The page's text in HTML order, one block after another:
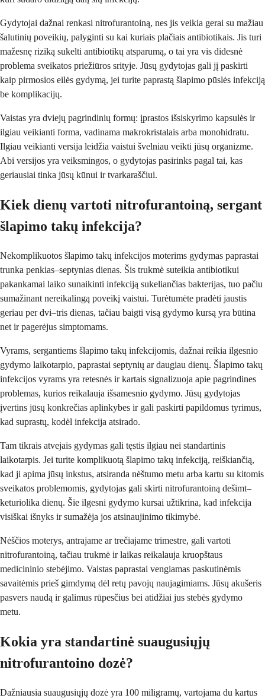
Gydytojai dažnai renkasi nitrofurantoiną, nes jis veikia gerai su mažiau
šalutinių poveikių, palyginti su kai kuriais plačiais antibiotikais. Jis turi
mažesnę riziką sukelti antibiotikų atsparumą, o tai yra vis didesnė
problema sveikatos priežiūros srityje. Jūsų gydytojas gali jį paskirti
kaip pirmosios eilės gydymą, jei turite paprastą šlapimo pūslės infekciją
be komplikacijų.
Vaistas yra dviejų pagrindinių formų: įprastos išsiskyrimo kapsulės ir
ilgiau veikianti forma, vadinama makrokristalais arba monohidratu.
Ilgiau veikianti versija leidžia vaistui švelniau veikti jūsų organizme.
Abi versijos yra veiksmingos, o gydytojas pasirinks pagal tai, kas
geriausiai tinka jūsų kūnui ir tvarkaraščiui.
Kiek dienų vartoti nitrofurantoiną, sergant
šlapimo takų infekcija?
Nekomplikuotos šlapimo takų infekcijos moterims gydymas paprastai
trunka penkias–septynias dienas. Šis trukmė suteikia antibiotikui
pakankamai laiko sunaikinti infekciją sukeliančias bakterijas, tuo pačiu
sumažinant nereikalingą poveikį vaistui. Turėtumėte pradėti jaustis
geriau per dvi–tris dienas, tačiau baigti visą gydymo kursą yra būtina
net ir pagerėjus simptomams.
Vyrams, sergantiems šlapimo takų infekcijomis, dažnai reikia ilgesnio
gydymo laikotarpio, paprastai septynių ar daugiau dienų. Šlapimo takų
infekcijos vyrams yra retesnės ir kartais signalizuoja apie pagrindines
problemas, kurios reikalauja išsamesnio gydymo. Jūsų gydytojas
įvertins jūsų konkrečias aplinkybes ir gali paskirti papildomus tyrimus,
kad suprastų, kodėl infekcija atsirado.
Tam tikrais atvejais gydymas gali tęstis ilgiau nei standartinis
laikotarpis. Jei turite komplikuotą šlapimo takų infekciją, reiškiančią,
kad ji apima jūsų inkstus, atsiranda nėštumo metu arba kartu su kitomis
sveikatos problemomis, gydytojas gali skirti nitrofurantoiną dešimt–
keturiolika dienų. Šie ilgesni gydymo kursai užtikrina, kad infekcija
visiškai išnyks ir sumažėja jos atsinaujinimo tikimybė.
Nėščios moterys, antrajame ar trečiajame trimestre, gali vartoti
nitrofurantoiną, tačiau trukmė ir laikas reikalauja kruopštaus
medicininio stebėjimo. Vaistas paprastai vengiamas paskutinėmis
savaitėmis prieš gimdymą dėl retų pavojų naujagimiams. Jūsų akušeris
pasvers naudą ir galimus rūpesčius bei atidžiai jus stebės gydymo
metu.
Kokia yra standartinė suaugusiųjų
nitrofurantoino dozė?
Dažniausia suaugusiųjų dozė yra 100 miligramų, vartojama du kartus